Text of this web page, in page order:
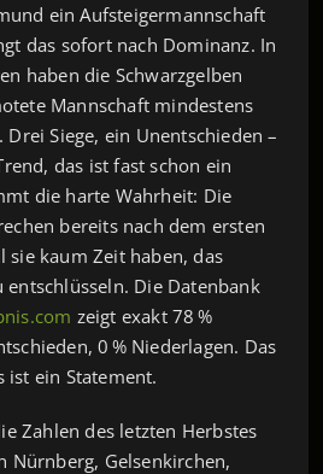
ein Aufsteigermannschaft
das sofort nach Dominanz. In
haben die Schwarzgelben
Mannschaft mindestens
Siege, ein Unentschieden –
das ist fast schon ein
die harte Wahrheit: Die
bereits nach dem ersten
sie kaum Zeit haben, das
entschlüsseln. Die Datenbank
zeigt exakt 78 %
0 % Niederlagen. Das
ist ein Statement.
Zahlen des letzten Herbstes
Nürnberg, Gelsenkirchen,